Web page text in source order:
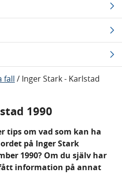
fall / Inger Stark - Karlstad
1990
tips om vad som kan ha
på Inger Stark
1990? Om du själv har
information på annat